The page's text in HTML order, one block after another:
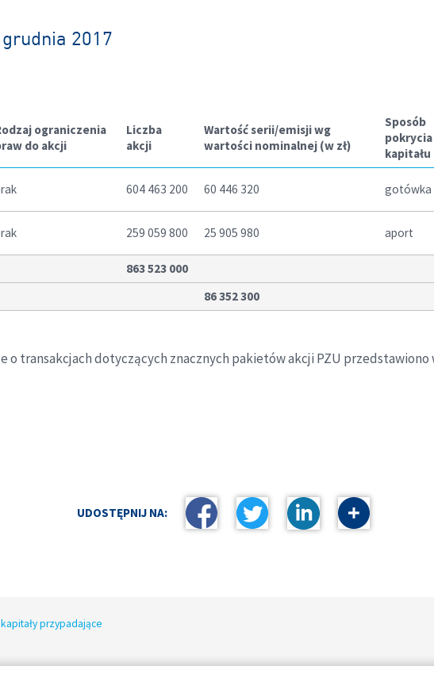
2017
ograniczenia
do akcji
Liczba
akcji
Wartość serii/emisji wg
wartości nominalnej (w zł)
Sposób
pokrycia
kapitału
604 463 200 60 446 320 gotówka
259 059 800 25 905 980 aport
863 523 000
86 352 300
transakcjach dotyczących znacznych pakietów akcji PZU przedstawiono
UDOSTĘPNIJ NA:
przypadające